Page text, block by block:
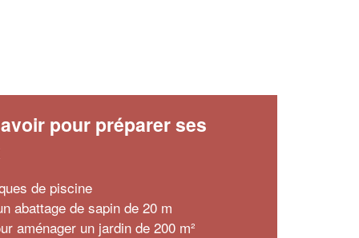
pour préparer ses
de piscine
abattage de sapin de 20 m
aménager un jardin de 200 m²